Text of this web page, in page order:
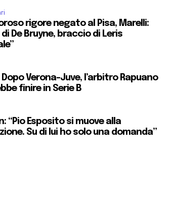
rigore negato al Pisa, Marelli:
di De Bruyne, braccio di Leris
Dopo Verona-Juve, l’arbitro Rapuano
finire in Serie B
“Pio Esposito si muove alla
Su di lui ho solo una domanda”